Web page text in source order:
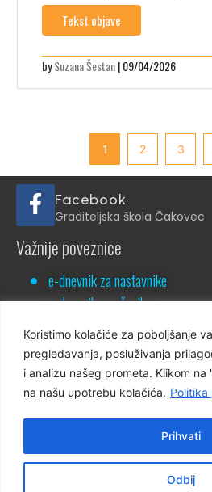
Koristimo kolačiće za poboljšanje
pregledavanja, posluživanja
i analizu našeg prometa. Klikom
na našu upotrebu kolačića.
Odbij
Prihvati
Tekst objave
bySuzana Šestan| 09/04/2026
1 2 3
Facebook
Graditeljska škola Čakovec
Važnije poveznice
e-dnevnik za nastavnike
e-dnevnik za učenike
NCVVO
Virtualna šetnja školom
Virtualna